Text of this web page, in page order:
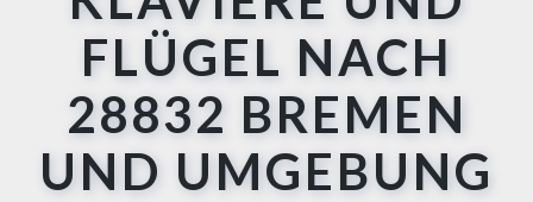
FLÜGEL NACH
28832 BREMEN
UND UMGEBUNG